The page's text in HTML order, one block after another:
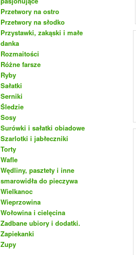
Przetwory na ostro
Przetwory na słodko
Przystawki, zakąski i małe
danka
Rozmaitości
Różne farsze
Ryby
Sałatki
Serniki
Śledzie
Sosy
Surówki i sałatki obiadowe
Szarlotki i jabłeczniki
Torty
Wafle
Wędliny, pasztety i inne
smarowidła do pieczywa
Wielkanoc
Wieprzowina
Wołowina i cielęcina
Zadbane ubiory i dodatki.
Zapiekanki
Zupy